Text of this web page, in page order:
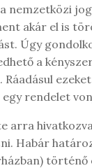
nemzetközi
akár el is
Úgy
a
egy rendelet
arra
Habár
történő